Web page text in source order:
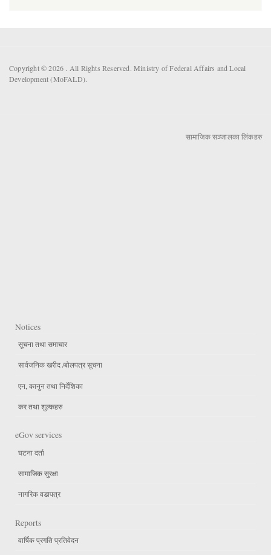
Copyright © 2026 . All Rights Reserved. Ministry of Federal Affairs and Local
Development (MoFALD).
सामाजिक सञ्जालका लिंकहरु
Notices
सूचना तथा समाचार
सार्वजनिक खरीद /बोलपत्र सूचना
एन, कानुन तथा निर्देशिका
कर तथा शुल्कहरु
eGov services
घटना दर्ता
सामाजिक सुरक्षा
नागरिक वडापत्र
Reports
वार्षिक प्रगति प्रतिवेदन